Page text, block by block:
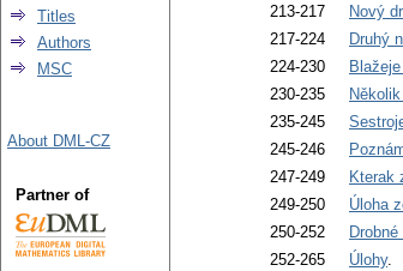
213-217
Nový
217-224
Druhý
224-230
230-235
235-245
245-246
247-249
Kterak
249-250
Úloha
250-252
252-265
Úlohy.
Titles
Authors
MSC
About DML-CZ
Partner of